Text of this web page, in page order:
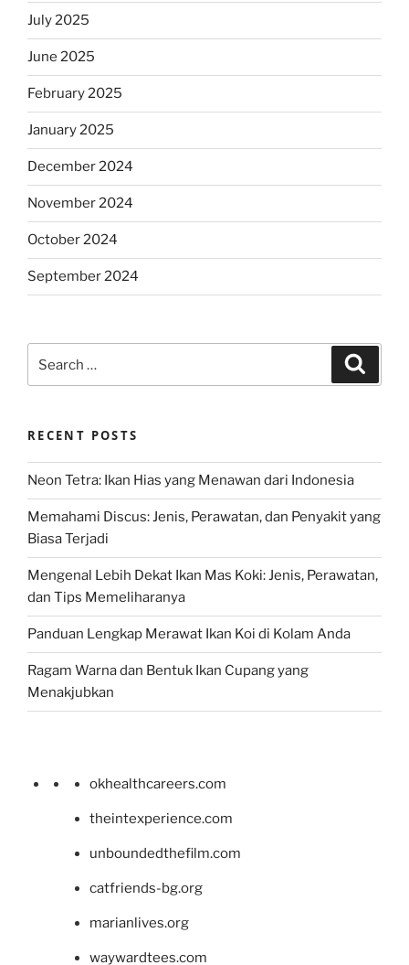
July 2025
June 2025
February 2025
January 2025
December 2024
November 2024
October 2024
September 2024
for:
RECENT POSTS
Neon Tetra: Ikan Hias yang Menawan dari Indonesia
Memahami Discus: Jenis, Perawatan, dan Penyakit yang
Biasa Terjadi
Mengenal Lebih Dekat Ikan Mas Koki: Jenis, Perawatan,
dan Tips Memeliharanya
Panduan Lengkap Merawat Ikan Koi di Kolam Anda
Ragam Warna dan Bentuk Ikan Cupang yang
Menakjubkan
okhealthcareers.com
theintexperience.com
unboundedthefilm.com
catfriends-bg.org
marianlives.org
waywardtees.com